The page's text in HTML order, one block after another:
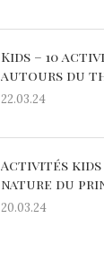
Kids – 10
autours du
22.03.24
Activités
nature du
20.03.24